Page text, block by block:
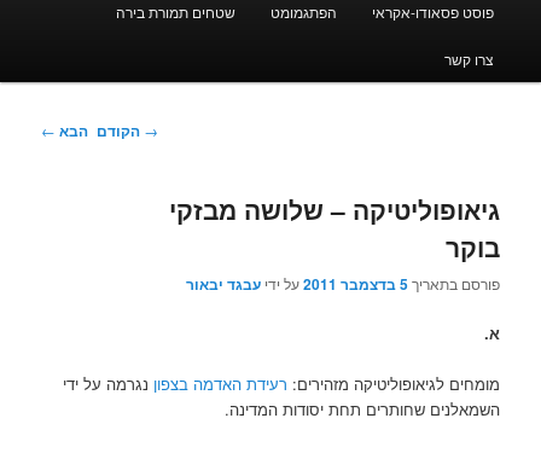
אקראי הפתגמומט שטחים תמורת בירה
הבא ←
– שלושה מבזקי
5 בדצמבר 2011 על ידיעבגד יבאור
מזהירים:רעידת האדמה בצפוןנגרמה על ידי
שחותרים תחת יסודות המדינה.